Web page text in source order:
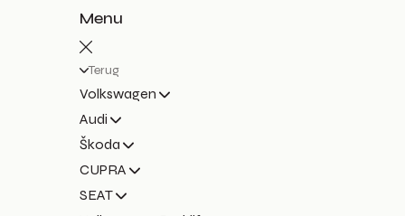
Menu
Terug
Volkswagen
Audi
Škoda
CUPRA
SEAT